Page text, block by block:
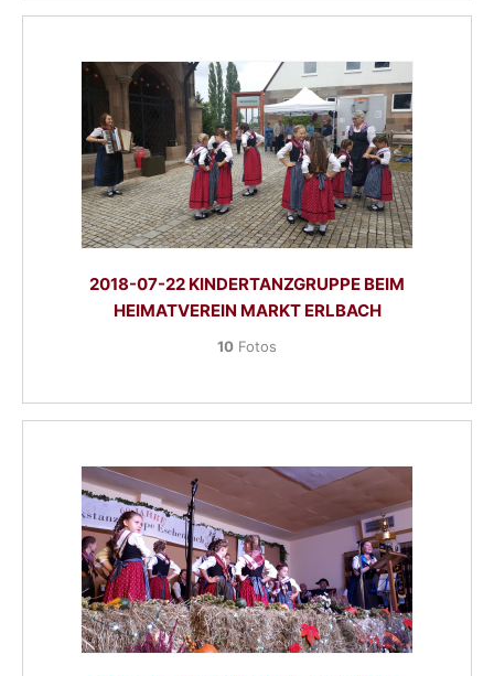
2018-07-22 KINDERTANZGRUPPE BEIM
HEIMATVEREIN MARKT ERLBACH
10 Fotos